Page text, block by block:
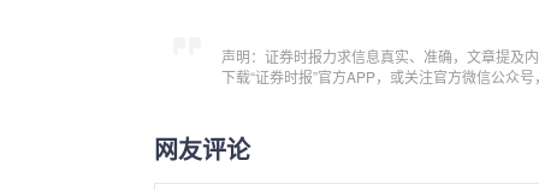
声明：证券时报力求信息真实、准确，文章提及
下载“证券时报”官方APP，或关注官方微信公众
网友评论